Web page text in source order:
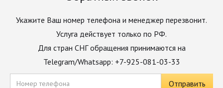
Укажите Ваш номер телефона и менеджер перезвонит.
Услуга действует только по РФ.
Для стран СНГ обращения принимаются на
Telegram/Whatsapp: +7-925-081-03-33